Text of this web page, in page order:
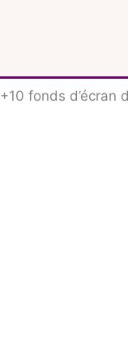
+10 fonds d’écran